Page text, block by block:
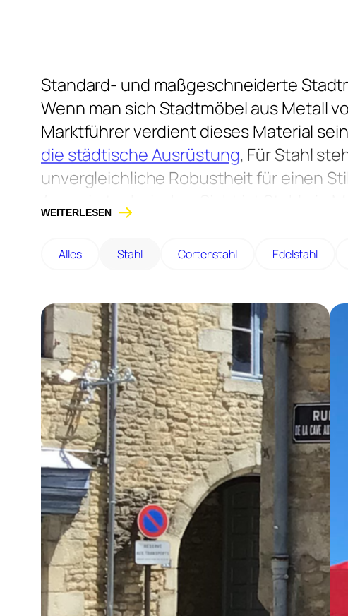
Standard- und maßgeschneiderte
Wenn man sich Stadtmöbel aus Metall
Marktführer verdient dieses Material
die städtische Ausrüstung, Für Stahl
unvergleichliche Robustheit für einen
Seine Eigenschaften hängen direkt
von anderen Metallen wie
behandelt werden. Wir wenden
geschweißt ist.
Nach der Behandlung bieten wir Ihnen
sandgestrahlt oder matt. Letztere
und die visuelle Identität. Stadtmöbel
des Metalls. Tatsächlich, wennEdelstahl
Flexibilität undCortenstahl, die
Das Material der Ausrüstungwird auch
eigentlichen Funktion ausgewählt.
technischen Eigenschaften des
Die Vorteile von Stadtmöbeln aus Stahl
Der erste Vorteil von Stahl ist seine
aus Stahl ist dies optimal, wenn diese
WEITERLESEN
Alles Stahl Cortenstahl Edelstahl